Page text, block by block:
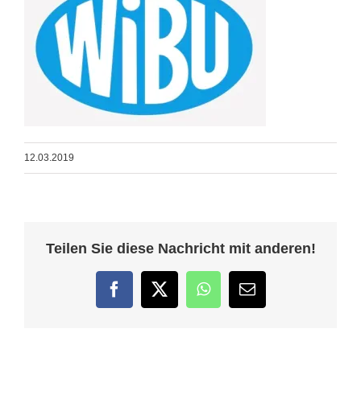
12.03.2019
Teilen Sie diese Nachricht mit anderen!
FacebookTwitterWhatsApp
E-
Mail